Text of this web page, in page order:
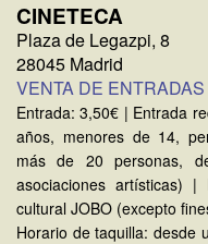
CINETECA
Plaza de Legazpi, 8
28045 Madrid
VENTA DE ENTRADAS
Entrada: 3,50€ | Entrada
años, menores de 14,
más de 20 personas,
asociaciones artísticas)
cultural JOBO (excepto
Horario de taquilla: desde